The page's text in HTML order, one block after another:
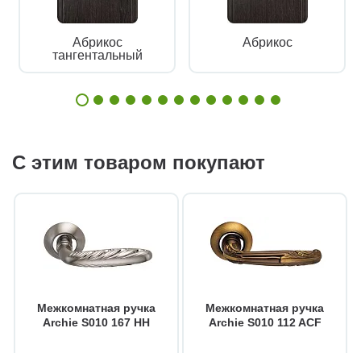
Абрикос
тангентальный
Абрикос
С этим товаром покупают
Межкомнатная ручка
Archie S010 167 HH
Межкомнатная ручка
Archie S010 112 ACF